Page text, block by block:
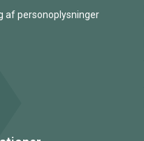
af personoplysninger